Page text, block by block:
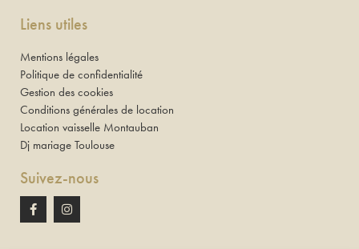
Liens utiles
Mentions légales
Politique de confidentialité
Gestion des cookies
Conditions générales de location
Location vaisselle Montauban
Dj mariage Toulouse
Suivez-nous